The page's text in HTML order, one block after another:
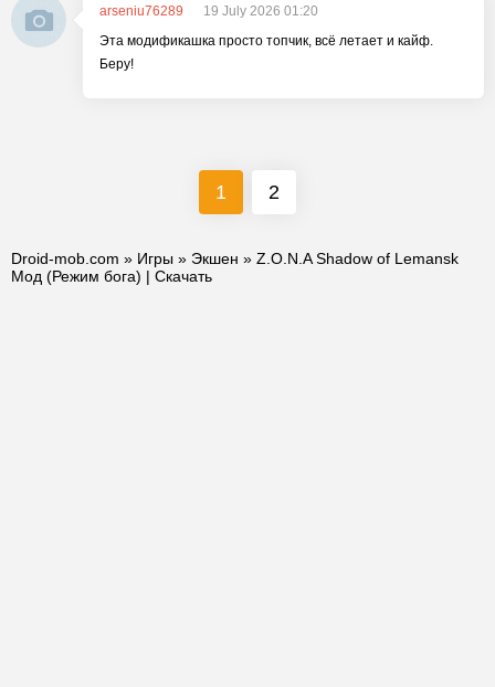
arseniu76289
19 July 2026 01:20
Эта модификашка просто топчик, всё летает и кайф.
Беру!
1 2
Droid-mob.com » Игры » Экшен » Z.O.N.A Shadow of Lemansk
Мод (Режим бога) | Скачать